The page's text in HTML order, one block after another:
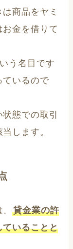
商品をヤミ
金を借りて
う名目です
ているので
態での取引
します。
、貸金業の許
ていることと